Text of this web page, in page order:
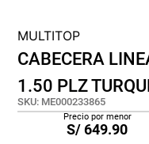
MULTITOP
CABECERA
1.50 PLZ
SKU: ME000233865
Precio por menor
S/649.90